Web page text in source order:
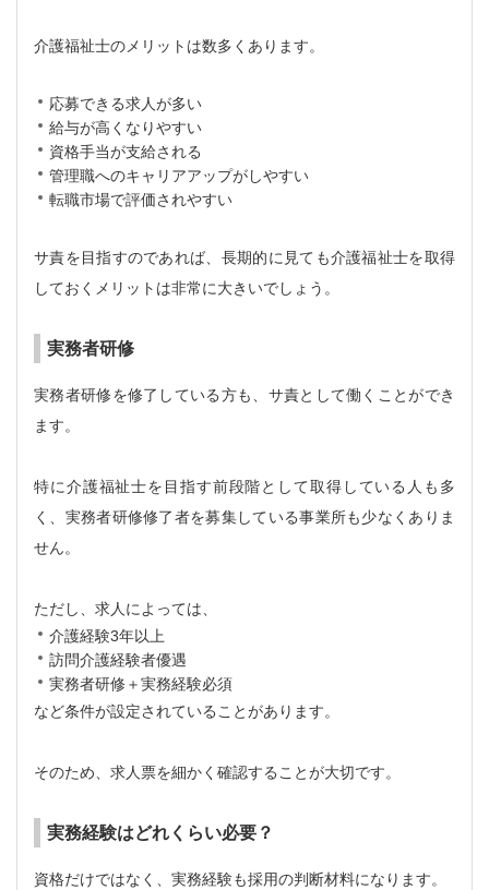
介護福祉士のメリットは数多くあります。
応募できる求人が多い
給与が高くなりやすい
資格手当が支給される
管理職へのキャリアアップがしやすい
転職市場で評価されやすい
サ責を目指すのであれば、長期的に見ても介護福祉士を取得
しておくメリットは非常に大きいでしょう。
実務者研修
実務者研修を修了している方も、サ責として働くことができ
ます。
特に介護福祉士を目指す前段階として取得している人も多
く、実務者研修修了者を募集している事業所も少なくありま
せん。
ただし、求人によっては、
介護経験3年以上
訪問介護経験者優遇
実務者研修＋実務経験必須
など条件が設定されていることがあります。
そのため、求人票を細かく確認することが大切です。
実務経験はどれくらい必要？
資格だけではなく、実務経験も採用の判断材料になります。